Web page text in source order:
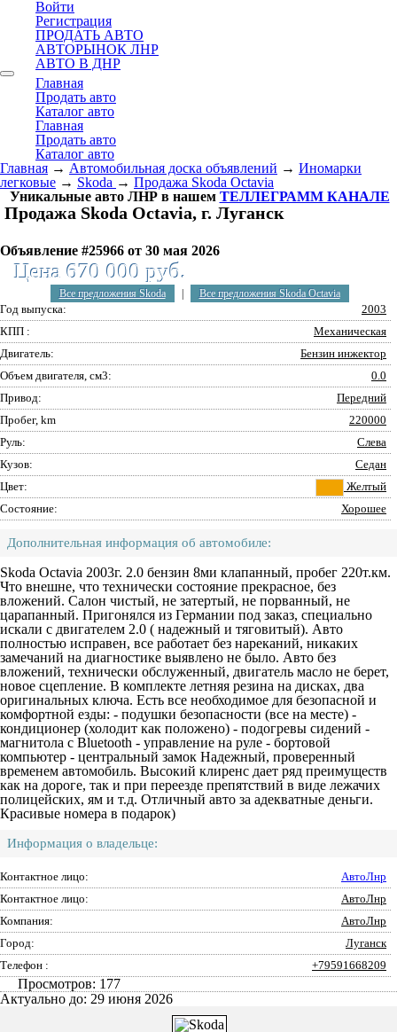
Войти
Регистрация
ПРОДАТЬ АВТО
АВТОРЫНОК ЛНР
АВТО В ДНР
Главная
Продать авто
Каталог авто
Главная
Продать авто
Каталог авто
Главная → Автомобильная доска объявлений → Иномарки
легковые → Skoda → Продажа Skoda Octavia
Уникальные авто ЛНР в нашем ТЕЛЛЕГРАММ КАНАЛЕ
Продажа Skoda Octavia, г. Луганск
Объявление #25966 от 30 мая 2026
Цена 670 000 руб.
Все предложения Skoda Все предложения Skoda Octavia
Год выпуска:
2003
КПП :
Механическая
Двигатель:
Бензин инжектор
Объем двигателя, см3:
0.0
Привод:
Передний
Пробег, km
220000
Руль:
Слева
Кузов:
Седан
Цвет:
Желтый
Состояние:
Хорошее
Дополнительная информация об автомобиле:
Skoda Octavia 2003г. 2.0 бензин 8ми клапанный, пробег 220т.км.
Чтo внешне, что теxничeски coстояние прекрасное, без
вложений. Салон чистый, не затертый, не порванный, не
царапанный. Пригонялся из Германии под заказ, специально
искали с двигателем 2.0 ( надежный и тяговитый). Авто
полностью исправен, все работает без нареканий, никаких
замечаний на диагностике выявлено не было. Авто без
вложений, технически обслуженный, двигатель масло не берет,
новое сцепление. В комплекте летняя резина на дисках, два
оригинальных ключа. Есть все необходимое для безопасной и
комфортной езды: - подушки безопасности (все на месте) -
кондиционер (холодит как положено) - подогревы сидений -
магнитола с Вluеtооth - управление на руле - бортовой
компьютер - центральный замок Надежный, проверенный
временем автомобиль. Высокий клиренс дает ряд преимуществ
как на дороге, так и при переезде препятствий в виде лежачих
полицейских, ям и т.д. Отличный авто за адекватные деньги.
Красивые номера в подарок)
Информация о владельце:
Контактное лицо:
АвтоЛнр
Контактное лицо:
АвтоЛнр
Компания:
АвтоЛнр
Город:
Луганск
Телефон :
+79591668209
Просмотров: 177
Актуально до: 29 июня 2026